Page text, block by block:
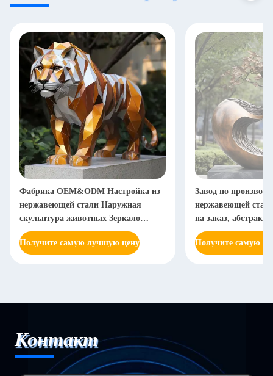
Фабрика OEM&ODM Настройка из
нержавеющей стали Наружная
скульптура животных Зеркало
Полировка металлических ремесел
Получите самую лучшую цену
Завод по
нержавеющей
на заказ,
садовое
ландшафтная
Получите самую
Контакт